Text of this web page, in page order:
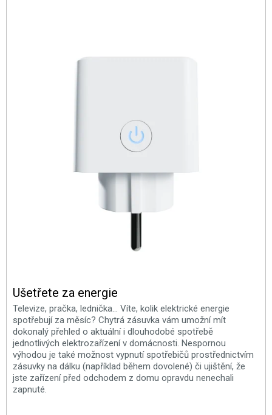
Ušetřete za energie
Televize, pračka, lednička... Víte, kolik elektrické energie
spotřebují za měsíc? Chytrá zásuvka vám umožní mít
dokonalý přehled o aktuální i dlouhodobé spotřebě
jednotlivých elektrozařízení v domácnosti. Nespornou
výhodou je také možnost vypnutí spotřebičů prostřednictvím
zásuvky na dálku (například během dovolené) či ujištění, že
jste zařízení před odchodem z domu opravdu nenechali
zapnuté.